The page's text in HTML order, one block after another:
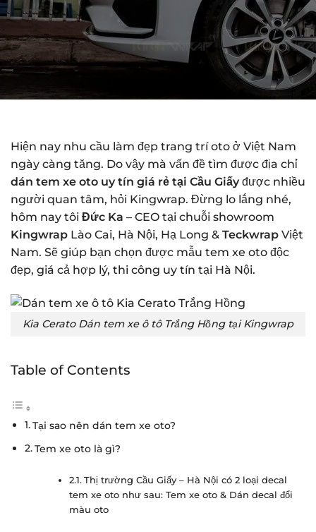
Hiện nay nhu cầu làm đẹp trang trí oto ở Việt Nam
ngày càng tăng. Do vậy mà vấn đề tìm được địa chỉ
dán tem xe oto uy tín giá rẻ tại Cầu Giấyđược nhiều
người quan tâm, hỏi Kingwrap. Đừng lo lắng nhé,
hôm nay tôi Đức Ka – CEO tại chuỗi showroom
Kingwrap Lào Cai, Hà Nội, Hạ Long & Teckwrap Việt
Nam. Sẽ giúp bạn chọn được mẫu tem xe oto độc
đẹp, giá cả hợp lý, thi công uy tín tại Hà Nội.
Kia Cerato Dán tem xe ô tô Trắng Hồng tại Kingwrap
Table of Contents
Tại sao nên dán tem xe oto?
Tem xe oto là gì?
Thị trường Cầu Giấy – Hà Nội có 2 loại decal
tem xe oto như sau: Tem xe oto & Dán decal đổi
màu oto